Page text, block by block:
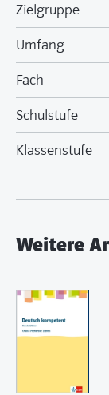
Zielgruppe
Umfang
Fach
Schulstufe
Klassenstufe
Weitere